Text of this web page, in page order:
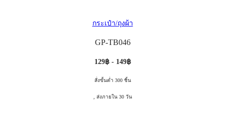
กระเป๋า/ถุงผ้า
GP-TB046
129฿ - 149฿
สั่งขั้นต่ำ 300 ชิ้น
, ส่งภายใน 30 วัน